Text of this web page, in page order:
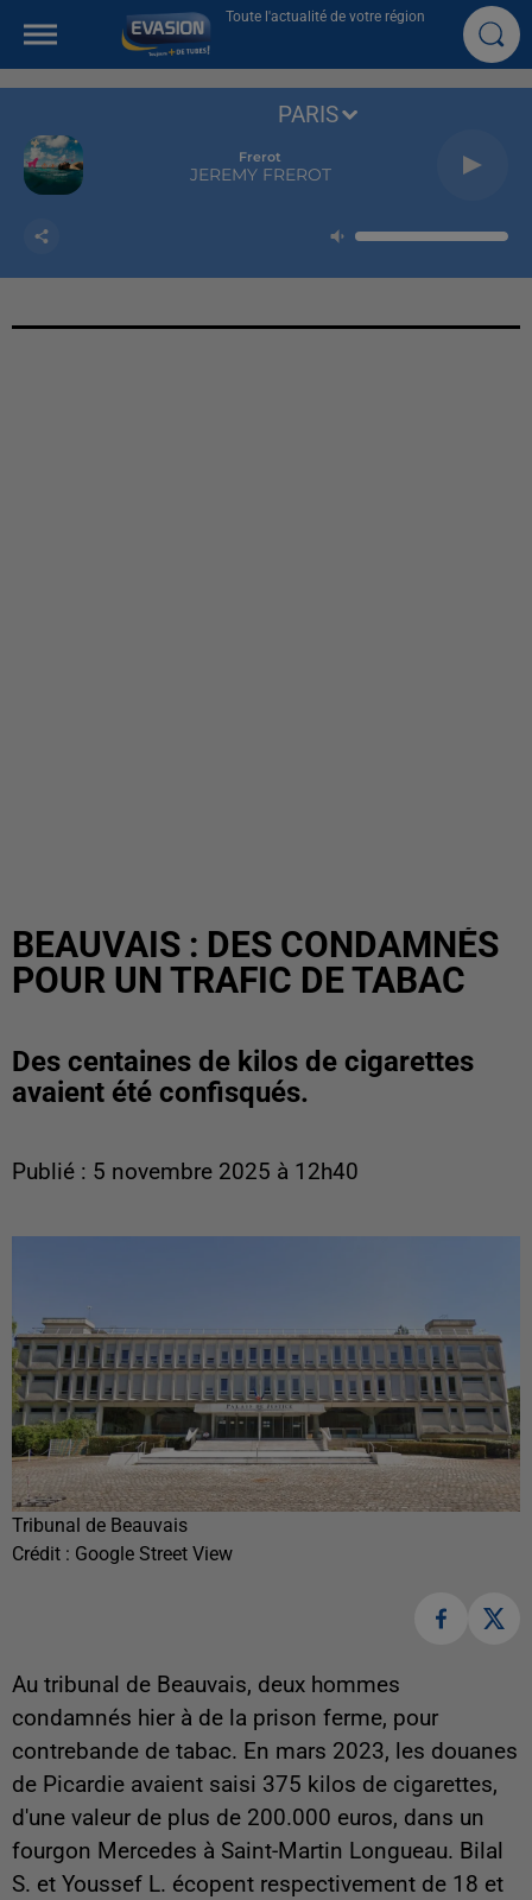
Toute l'actualité de votre région
Frerot
JEREMY FREROT
PARIS
BEAUVAIS : DES CONDAMNÉS
POUR UN TRAFIC DE TABAC
Des centaines de kilos de cigarettes
avaient été confisqués.
Publié : 5 novembre 2025 à 12h40
Tribunal de Beauvais
Crédit : Google Street View
Au tribunal de Beauvais, deux hommes
condamnés hier à de la prison ferme, pour
contrebande de tabac. En mars 2023, les douanes
de Picardie avaient saisi 375 kilos de cigarettes,
d'une valeur de plus de 200.000 euros, dans un
fourgon Mercedes à Saint-Martin Longueau. Bilal
S. et Youssef L. écopent respectivement de 18 et